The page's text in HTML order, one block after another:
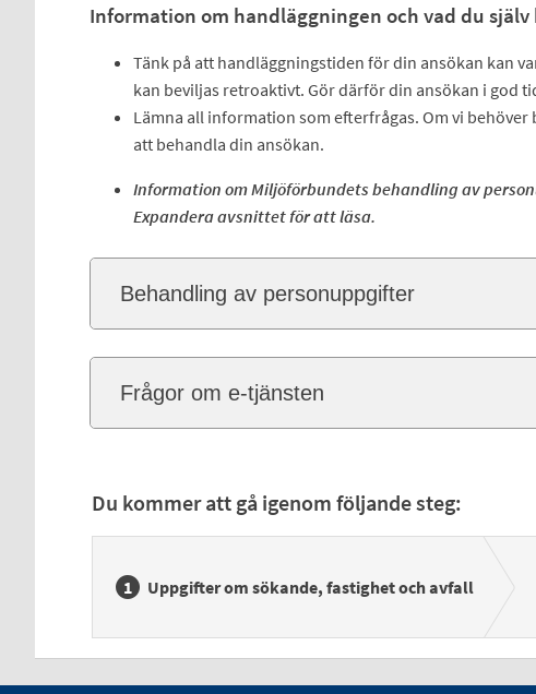
Information om handläggningen och vad du
Tänk på att handläggningstiden för din ansökan kan
kan beviljas retroaktivt. Gör därför din ansökan i god
Lämna all information som efterfrågas. Om vi
att behandla din ansökan.
Information om Miljöförbundets behandling av
Expandera avsnittet för att läsa.
Behandling av personuppgifter
Frågor om e-tjänsten
Du kommer att gå igenom följande steg:
Uppgifter om sökande, fastighet och avfall